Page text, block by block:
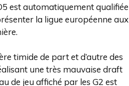
est automatiquement qualifiée
la ligue européenne aux
timide de part et d’autre des
une très mauvaise draft
de jeu affiché par les G2 est